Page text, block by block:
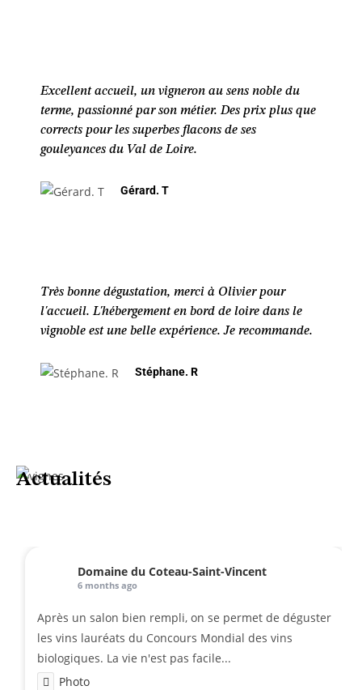
Excellent accueil, un vigneron au sens noble du
terme, passionné par son métier. Des prix plus que
corrects pour les superbes flacons de ses
gouleyances du Val de Loire.
Gérard. T
Très bonne dégustation, merci à Olivier pour
l'accueil. L'hébergement en bord de loire dans le
vignoble est une belle expérience. Je recommande.
Stéphane. R
Actualités
Domaine du Coteau-Saint-Vincent
6 months ago
Après un salon bien rempli, on se permet de déguster
les vins lauréats du Concours Mondial des vins
biologiques. La vie n'est pas facile...
Photo